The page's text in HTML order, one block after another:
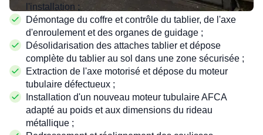
l'installation ;
Démontage du coffre et contrôle du tablier, de l'axe
d'enroulement et des organes de guidage ;
Désolidarisation des attaches tablier et dépose
complète du tablier au sol dans une zone sécurisée ;
Extraction de l'axe motorisé et dépose du moteur
tubulaire défectueux ;
Installation d'un nouveau moteur tubulaire AFCA
adapté au poids et aux dimensions du rideau
métallique ;